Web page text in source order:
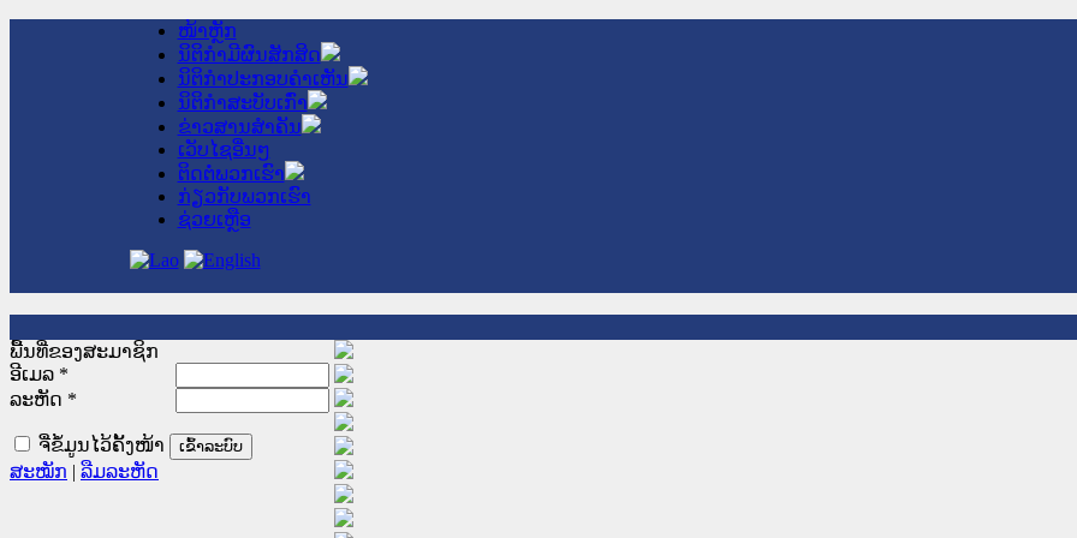
ໜ້າຫຼັກ
ນິຕິກໍາມີຜົນສັກສິດ
ນິຕິກໍາປະກອບຄໍາເຫັນ
ນິຕິກໍາສະບັບເກົ່າ
ຂ່າວສານສໍາຄັນ
ເວັບໄຊອື່ນໆ
ຕິດຕໍ່ພວກເຮົາ
ກ່ຽວກັບພວກເຮົາ
ຊ່ວຍເຫຼືອ
ພື້ນທີ່ຂອງສະມາຊິກ
ອີເມລ *
ລະຫັດ *
ຈື່ຂໍ້ມູນໄວ້ຄັ້ງໜ້າ
ສະໝັກ | ລືມລະຫັດ